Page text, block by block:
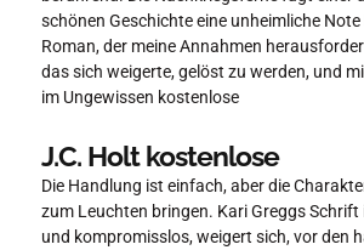
schönen Geschichte eine unheimliche
Roman, der meine Annahmen
das sich weigerte, gelöst zu werden, und
im Ungewissen kostenlose
J.C. Holt kostenlose
Die Handlung ist einfach, aber die
zum Leuchten bringen. Kari Greggs
und kompromisslos, weigert sich, vor den